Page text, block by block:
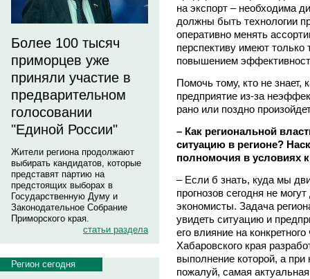
Более 100 тысяч
приморцев уже
приняли участие в
предварительном
голосовании
"Единой России"
Жители региона продолжают
выбирать кандидатов, которые
представят партию на
предстоящих выборах в
Государственную Думу и
Законодательное Собрание
Приморского края.
статьи раздела
Регион сегодня
на экспорт – необходима
должны быть технологии
оперативно менять
перспективу имеют
повышением
Помочь тому, кто не знает,
предприятие из-за
рано или поздно
– Как региональной
ситуацию в регионе?
полномочия в условиях
– Если б знать, куда мы
прогнозов сегодня не
экономисты. Задача
увидеть ситуацию и
его влияние на
Хабаровского края
выполнение которой, а при
пожалуй, самая